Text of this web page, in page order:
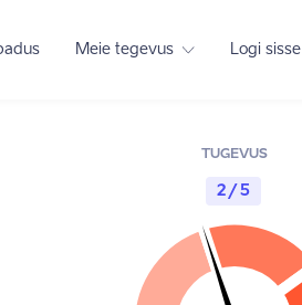
Meie tegevus Logi sisse
TUGEVUS
2 / 5